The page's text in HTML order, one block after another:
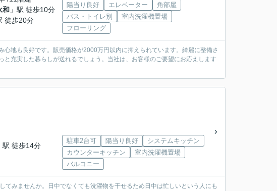
和 」駅 徒歩10分
徒歩20分
陽当り良好 エレベーター
角部屋
バス・トイレ別
室内洗濯機置場
フローリング
地も良好です。販売価格が2000万円以内に抑えられています。綺麗に整備さ
充実した暮らしが送れるでしょう。当社は、お客様のご要望にお応えします
駅 徒歩14分
駐車2台可 陽当り良好
システムキッチン
カウンターキッチン
室内洗濯機置場
バルコニー
みませんか。日中でなくても洗濯物を干せるため日中は忙しいという人にも